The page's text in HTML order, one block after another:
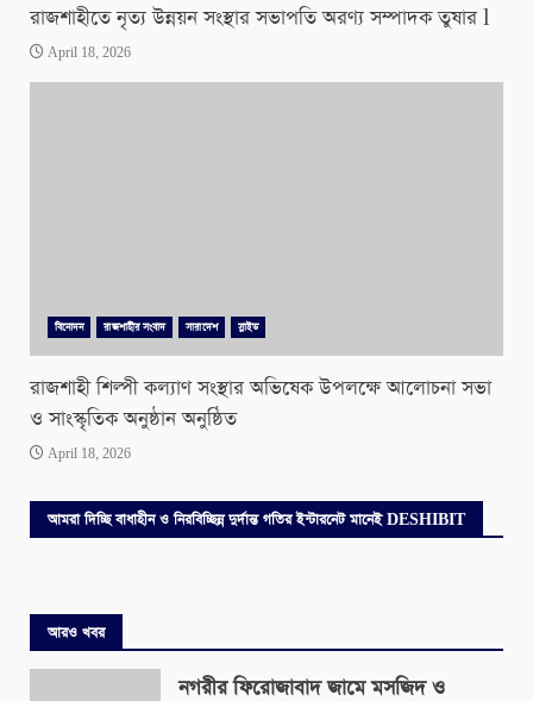
রাজশাহীতে নৃত্য উন্নয়ন সংস্থার সভাপতি অরণ্য সম্পাদক তুষার l
April 18, 2026
বিনোদন রাজশাহীর সংবাদ সারাদেশ স্লাইড
রাজশাহী শিল্পী কল্যাণ সংস্থার অভিষেক উপলক্ষে আলোচনা সভা
ও সাংস্কৃতিক অনুষ্ঠান অনুষ্ঠিত
April 18, 2026
আমরা দিচ্ছি বাধাহীন ও নিরবিচ্ছিন্ন দুর্দান্ত গতির ইন্টারনেট মানেই DESHIBIT
আরও খবর
নগরীর ফিরোজাবাদ জামে মসজিদ ও